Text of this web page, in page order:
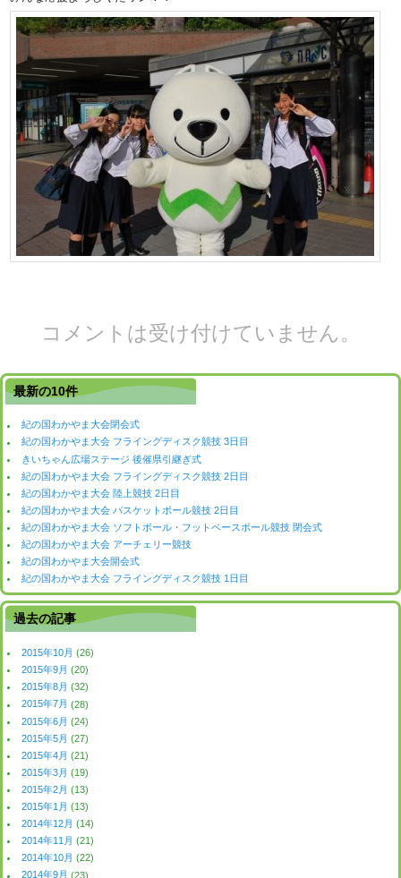
コメントは受け付けていません。
最新の10件
紀の国わかやま大会閉会式
紀の国わかやま大会 フライングディスク競技 3日目
きいちゃん広場ステージ 後催県引継ぎ式
紀の国わかやま大会 フライングディスク競技 2日目
紀の国わかやま大会 陸上競技 2日目
紀の国わかやま大会 バスケットボール競技 2日目
紀の国わかやま大会 ソフトボール・フットベースボール競技 閉会式
紀の国わかやま大会 アーチェリー競技
紀の国わかやま大会開会式
紀の国わかやま大会 フライングディスク競技 1日目
過去の記事
2015年10月 (26)
2015年9月 (20)
2015年8月 (32)
2015年7月 (28)
2015年6月 (24)
2015年5月 (27)
2015年4月 (21)
2015年3月 (19)
2015年2月 (13)
2015年1月 (13)
2014年12月 (14)
2014年11月 (21)
2014年10月 (22)
2014年9月 (23)